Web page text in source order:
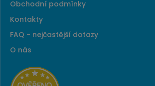
Obchodní podmínky
Kontakty
FAQ - nejčastější dotazy
O nás